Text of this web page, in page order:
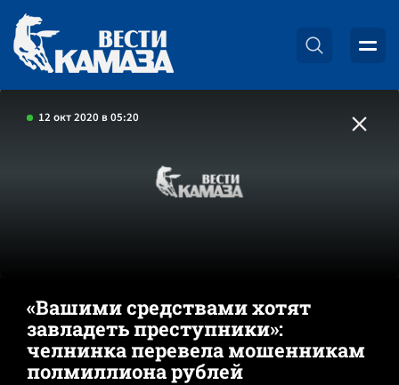
12 окт 2020 в 05:20
«Вашими средствами хотят
завладеть преступники»:
челнинка перевела мошенникам
полмиллиона рублей